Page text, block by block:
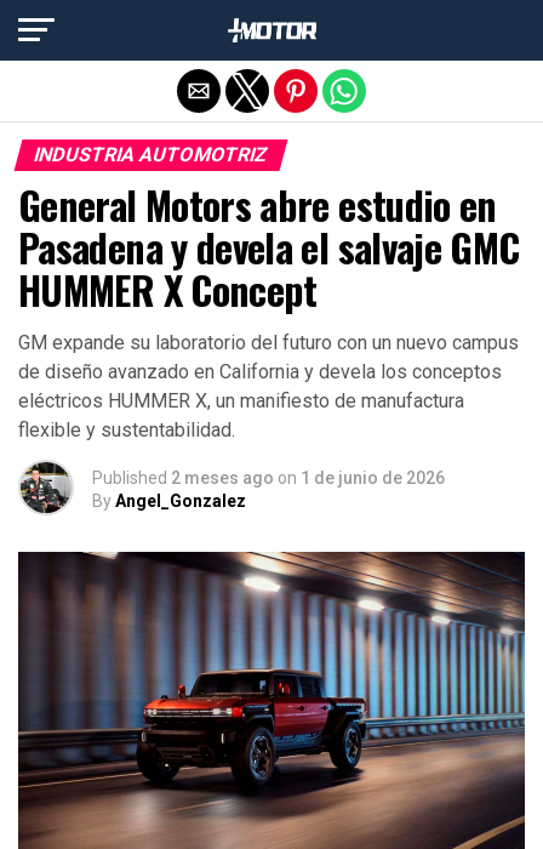
INDUSTRIA AUTOMOTRIZ
General Motors abre estudio en
Pasadena y devela el salvaje GMC
HUMMER X Concept
GM expande su laboratorio del futuro con un nuevo campus
de diseño avanzado en California y devela los conceptos
eléctricos HUMMER X, un manifiesto de manufactura
flexible y sustentabilidad.
Published 2 meses ago on 1 de junio de 2026
ByAngel_Gonzalez
Salir de la versión móvil